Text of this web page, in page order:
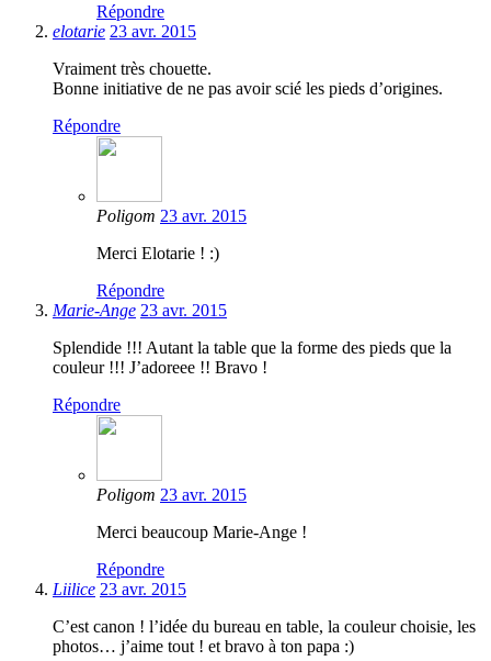
Répondre
elotarie 23 avr. 2015
Vraiment très chouette.
Bonne initiative de ne pas avoir scié les pieds d’origines.
Répondre
Poligom 23 avr. 2015
Merci Elotarie ! :)
Répondre
Marie-Ange 23 avr. 2015
Splendide !!! Autant la table que la forme des pieds que la
couleur !!! J’adoreee !! Bravo !
Répondre
Poligom 23 avr. 2015
Merci beaucoup Marie-Ange !
Répondre
Liilice 23 avr. 2015
C’est canon ! l’idée du bureau en table, la couleur choisie, les
photos… j’aime tout ! et bravo à ton papa :)